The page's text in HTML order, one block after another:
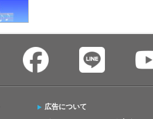
広告について